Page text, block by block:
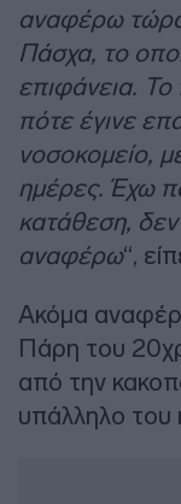
αναφέρω
Πάσχα, το
επιφάνεια. Το
πότε έγινε
νοσοκομείο,
ημέρες. Έχω
κατάθεση,
αναφέρω“,
Ακόμα
Πάρη του
από την
υπάλληλο του